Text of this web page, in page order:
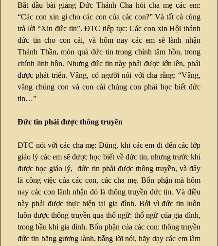
Bắt đầu bài giảng Đức Thánh Cha hỏi cha mẹ các em:
“Các con xin gì cho các con của các con?” Và tất cả cùng
trả lời “Xin đức tin”. ĐTC tiếp tục: Các con xin Hội thánh
đức tin cho con cái, và hôm nay các em sẽ lãnh nhận
Thánh Thần, món quà đức tin trong chính tâm hồn, trong
chính linh hồn. Nhưng đức tin này phải được lớn lên, phải
được phát triển. Vâng, có người nói với cha rằng: “Vâng,
vâng chúng con và con cái chúng con phải học biết đức
tin…”
Đức tin phải được thông truyền
ĐTC nói với các cha mẹ: Đúng, khi các em đi đến các lớp
giáo lý các em sẽ được học biết về đức tin, nhưng trước khi
được học giáo lý, đức tin phải được thông truyền, và đây
là công việc của các con, các cha mẹ. Bổn phận mà hôm
nay các con lãnh nhận đó là thông truyền đức tin. Và điều
này phải được thực hiện tại gia đình. Bởi vì đức tin luôn
luôn được thông truyền qua thổ ngữ: thổ ngữ của gia đình,
trong bầu khí gia đình. Bổn phận của các con: thông truyền
đức tin bằng gương lành, bằng lời nói, hãy dạy các em làm